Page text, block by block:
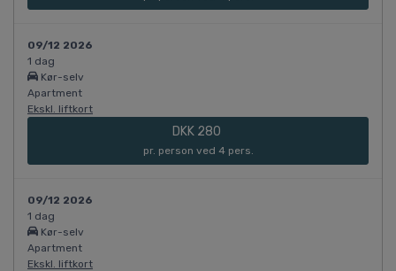
09/12 2026
1 dag
Kør-selv
Apartment
Ekskl. liftkort
DKK 280
pr. person ved 4 pers.
09/12 2026
1 dag
Kør-selv
Apartment
Ekskl. liftkort